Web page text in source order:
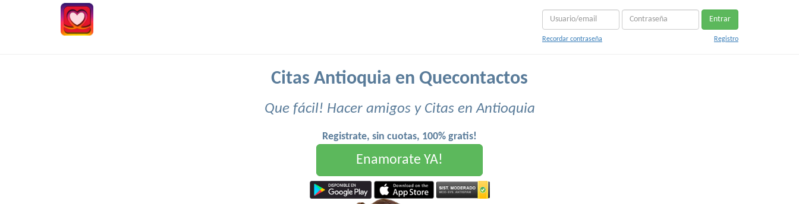
Entrar
Recordar contraseña Registro
Citas Antioquia en Quecontactos
Que fácil! Hacer amigos y Citas en Antioquia
Registrate, sin cuotas, 100% gratis!
Enamorate YA!